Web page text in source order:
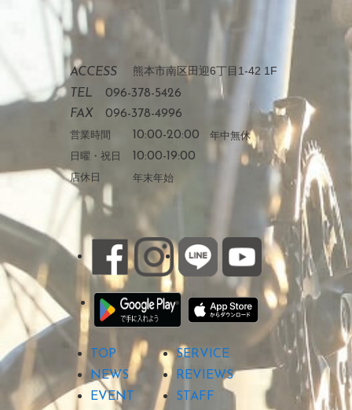
ACCESS 熊本市南区田迎6丁目1-42 1F
TEL
096-378-5426
FAX
096-378-4996
営業時間 10:00-20:00 年中無休
日曜・祝日
10:00-19:00
店休日 年末年始
TOP
SERVICE
NEWS
REVIEWS
EVENT
STAFF